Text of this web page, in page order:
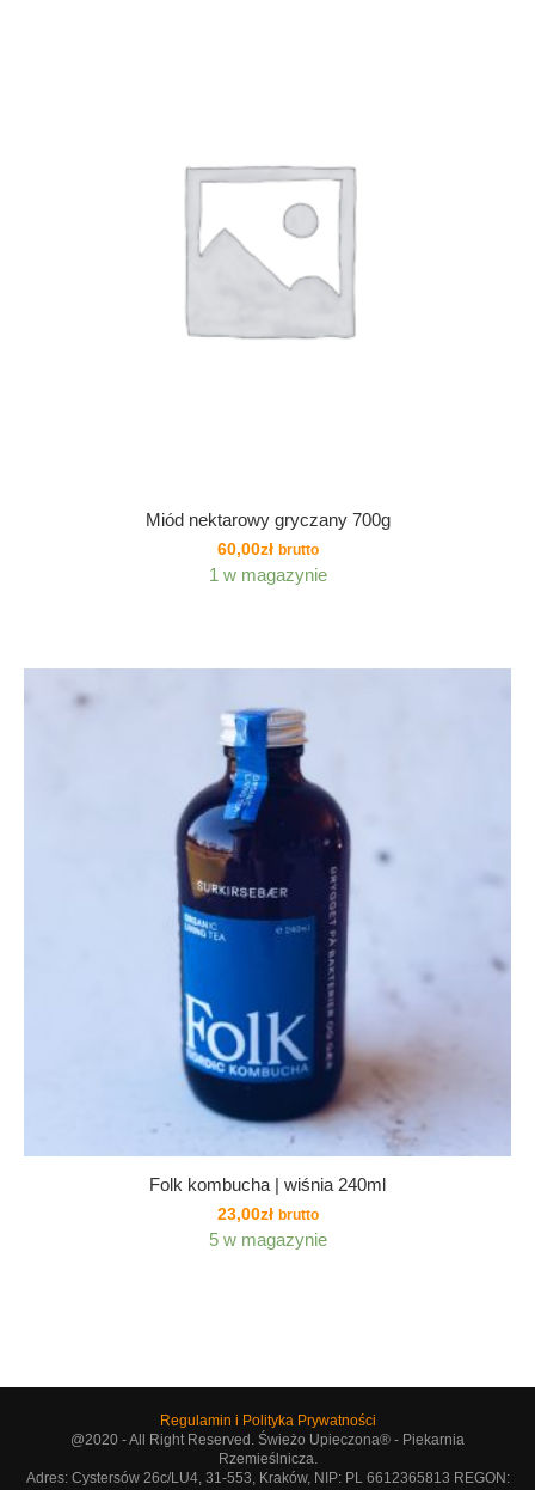
Miód nektarowy gryczany 700g
60,00zł brutto
1 w magazynie
Folk kombucha | wiśnia 240ml
23,00zł brutto
5 w magazynie
Regulamin i Polityka Prywatności
@2020 - All Right Reserved. Świeżo Upieczona® - Piekarnia
Rzemieślnicza.
Adres: Cystersów 26c/LU4, 31-553, Kraków, NIP: PL 6612365813 REGON: